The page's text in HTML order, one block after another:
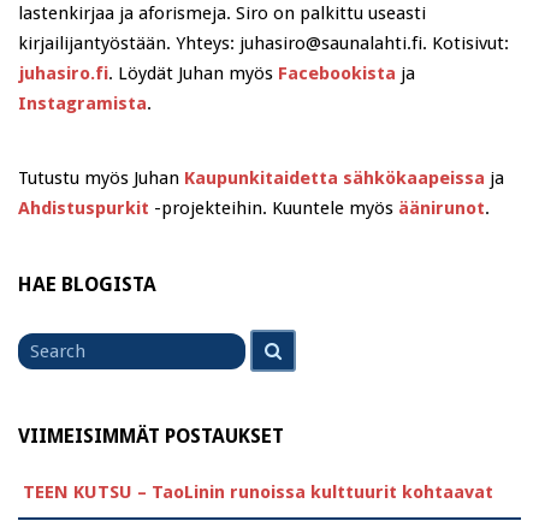
lastenkirjaa ja aforismeja. Siro on palkittu useasti
kirjailijantyöstään. Yhteys: juhasiro@saunalahti.fi. Kotisivut:
juhasiro.fi. Löydät Juhan myös Facebookista ja
Instagramista.
Tutustu myös Juhan Kaupunkitaidetta sähkökaapeissa ja
Ahdistuspurkit -projekteihin. Kuuntele myös äänirunot.
HAE BLOGISTA
Search
for
VIIMEISIMMÄT POSTAUKSET
TEEN KUTSU – TaoLinin runoissa kulttuurit kohtaavat